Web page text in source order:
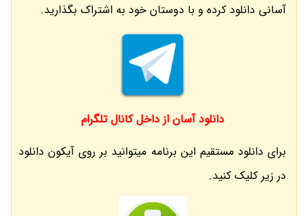
آسانی دانلود کرده و با دوستان خود به اشتراک بگذارید.
دانلود آسان از داخل کانال تلگرام
برای دانلود مستقیم این برنامه میتوانید بر روی آیکون دانلود
در زیر کلیک کنید.